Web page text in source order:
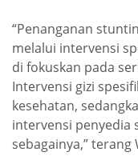
“Penanganan
melalui intervensi
di fokuskan pada
Intervensi gizi
kesehatan,
intervensi penyedia
sebagainya,” terang